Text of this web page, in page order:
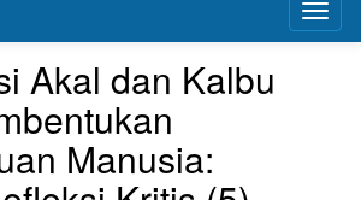
Akal dan Kalbu
Manusia: